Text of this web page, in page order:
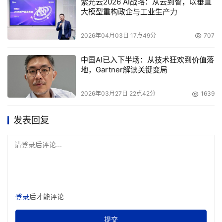
大模型重构政企与工业生产力
2026年04月03日 17点49分 707
中国AI已入下半场：从技术狂欢到价值落
地，Gartner解读关键变局
2026年03月27日 22点42分 1639
发表回复
请登录后评论...
登录后才能评论
提交